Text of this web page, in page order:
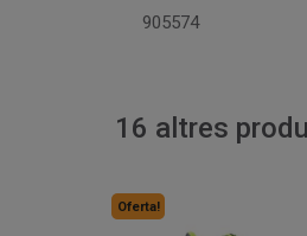
905574
16 altres
Oferta!